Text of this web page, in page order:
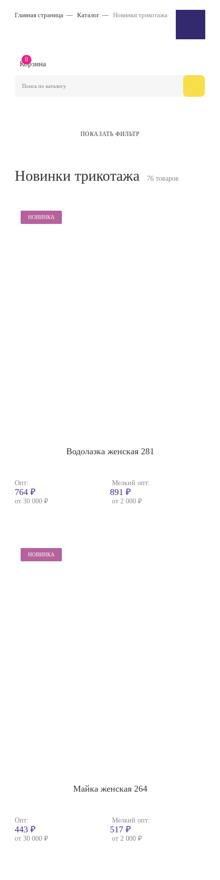
Главная страница Каталог Новинки трикотажа
Корзина
0
ПОКАЗАТЬ ФИЛЬТР
Новинки трикотажа 76 товаров
НОВИНКА
Водолазка женская 281
Опт: Мелкий опт:
764 ₽ 891 ₽
от 30 000 ₽ от 2 000 ₽
НОВИНКА
Майка женская 264
Опт: Мелкий опт:
443 ₽ 517 ₽
от 30 000 ₽ от 2 000 ₽